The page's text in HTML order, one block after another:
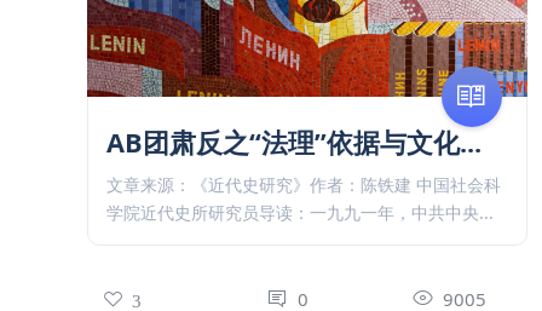
AB团肃反之“法理”依据与文化...
文章来源：《近代史研究》作者：陈铁建 中国社会科
学院近代史所研究员导读：一九九一年，中共中央...
3 0 9005